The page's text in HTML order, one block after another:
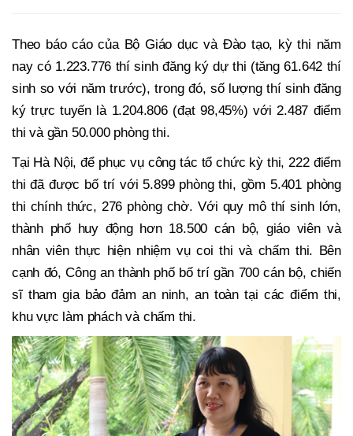
Theo báo cáo của Bộ Giáo dục và Đào tạo, kỳ thi năm
nay có 1.223.776 thí sinh đăng ký dự thi (tăng 61.642 thí
sinh so với năm trước), trong đó, số lượng thí sinh đăng
ký trực tuyến là 1.204.806 (đạt 98,45%) với 2.487 điểm
thi và gần 50.000 phòng thi.
Tại Hà Nội, để phục vụ công tác tổ chức kỳ thi, 222 điểm
thi đã được bố trí với 5.899 phòng thi, gồm 5.401 phòng
thi chính thức, 276 phòng chờ. Với quy mô thí sinh lớn,
thành phố huy động hơn 18.500 cán bộ, giáo viên và
nhân viên thực hiện nhiệm vụ coi thi và chấm thi. Bên
cạnh đó, Công an thành phố bố trí gần 700 cán bộ, chiến
sĩ tham gia bảo đảm an ninh, an toàn tại các điểm thi,
khu vực làm phách và chấm thi.